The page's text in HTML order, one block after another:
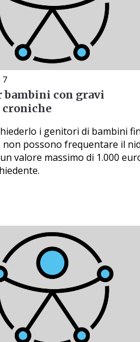
bambini con gravi
croniche
i genitori di bambini
non possono frequentare il
valore massimo di 1.000